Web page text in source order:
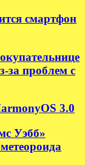
смартфон
за проблем с
3.0
Уэбб»